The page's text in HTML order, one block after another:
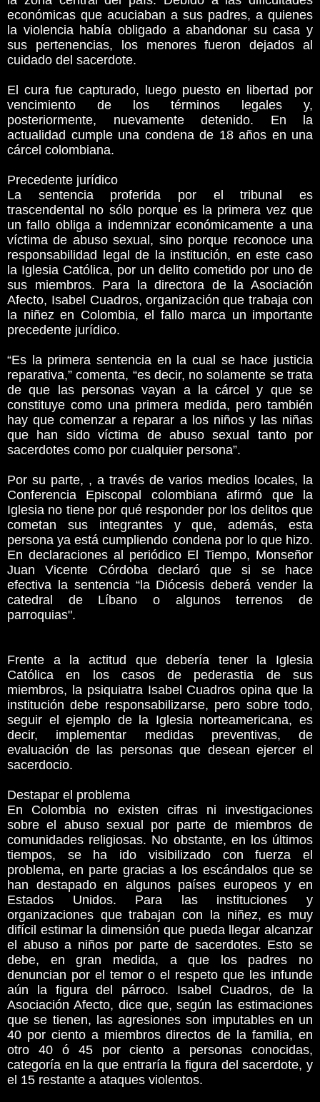
económicas que acuciaban a sus padres, a quienes
la violencia había obligado a abandonar su casa y
sus pertenencias, los menores fueron dejados al
cuidado del sacerdote.
El cura fue capturado, luego puesto en libertad por
vencimiento de los términos legales y,
posteriormente, nuevamente detenido. En la
actualidad cumple una condena de 18 años en una
cárcel colombiana.
Precedente jurídico
La sentencia proferida por el tribunal es
trascendental no sólo porque es la primera vez que
un fallo obliga a indemnizar económicamente a una
víctima de abuso sexual, sino porque reconoce una
responsabilidad legal de la institución, en este caso
la Iglesia Católica, por un delito cometido por uno de
sus miembros. Para la directora de la Asociación
Afecto, Isabel Cuadros, organización que trabaja con
la niñez en Colombia, el fallo marca un importante
precedente jurídico.
“Es la primera sentencia en la cual se hace justicia
reparativa,” comenta, “es decir, no solamente se trata
de que las personas vayan a la cárcel y que se
constituye como una primera medida, pero también
hay que comenzar a reparar a los niños y las niñas
que han sido víctima de abuso sexual tanto por
sacerdotes como por cualquier persona”.
Por su parte, , a través de varios medios locales, la
Conferencia Episcopal colombiana afirmó que la
Iglesia no tiene por qué responder por los delitos que
cometan sus integrantes y que, además, esta
persona ya está cumpliendo condena por lo que hizo.
En declaraciones al periódico El Tiempo, Monseñor
Juan Vicente Córdoba declaró que si se hace
efectiva la sentencia “la Diócesis deberá vender la
catedral de Líbano o algunos terrenos de
parroquias".
Frente a la actitud que debería tener la Iglesia
Católica en los casos de pederastia de sus
miembros, la psiquiatra Isabel Cuadros opina que la
institución debe responsabilizarse, pero sobre todo,
seguir el ejemplo de la Iglesia norteamericana, es
decir, implementar medidas preventivas, de
evaluación de las personas que desean ejercer el
sacerdocio.
Destapar el problema
En Colombia no existen cifras ni investigaciones
sobre el abuso sexual por parte de miembros de
comunidades religiosas. No obstante, en los últimos
tiempos, se ha ido visibilizado con fuerza el
problema, en parte gracias a los escándalos que se
han destapado en algunos países europeos y en
Estados Unidos. Para las instituciones y
organizaciones que trabajan con la niñez, es muy
difícil estimar la dimensión que pueda llegar alcanzar
el abuso a niños por parte de sacerdotes. Esto se
debe, en gran medida, a que los padres no
denuncian por el temor o el respeto que les infunde
aún la figura del párroco. Isabel Cuadros, de la
Asociación Afecto, dice que, según las estimaciones
que se tienen, las agresiones son imputables en un
40 por ciento a miembros directos de la familia, en
otro 40 ó 45 por ciento a personas conocidas,
categoría en la que entraría la figura del sacerdote, y
el 15 restante a ataques violentos.